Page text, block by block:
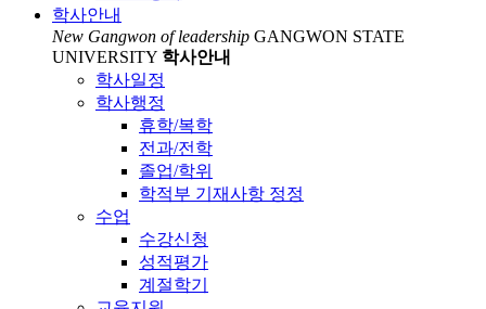
학사안내
New Gangwon of leadership GANGWON STATE
UNIVERSITY 학사안내
학사일정
학사행정
휴학/복학
전과/전학
졸업/학위
학적부 기재사항 정정
수업
수강신청
성적평가
계절학기